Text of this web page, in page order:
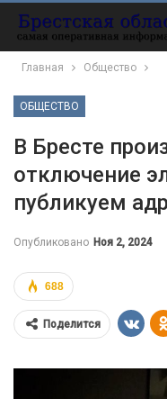
Главная Общество
ОБЩЕСТВО
В Бресте
отключение
публикуем
Опубликовано Ноя 2, 2024
688
Поделится